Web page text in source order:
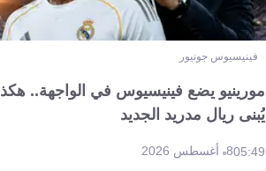
فينيسيوس جونيور
مورينيو يضع فينيسيوس في الواجهة.. هكذا
يُبنى ريال مدريد الجديد
05:498 أغسطس 2026